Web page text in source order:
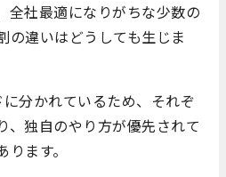
全社最適になりがちな少数の
の違いはどうしても生じま
分かれているため、それぞ
、独自のやり方が優先されて
ます。